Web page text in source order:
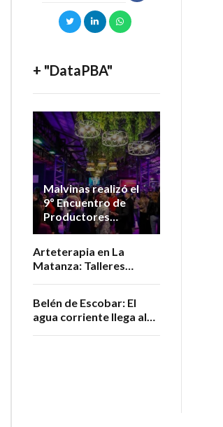
+ "DataPBA"
Malvinas realizó el
9º Encuentro de
Productores
Vitivinícolas de la
Arteterapia en La
Matanza: Talleres
Belén de Escobar: El
agua corriente llega al